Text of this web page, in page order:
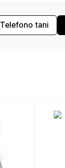
Telefono tani